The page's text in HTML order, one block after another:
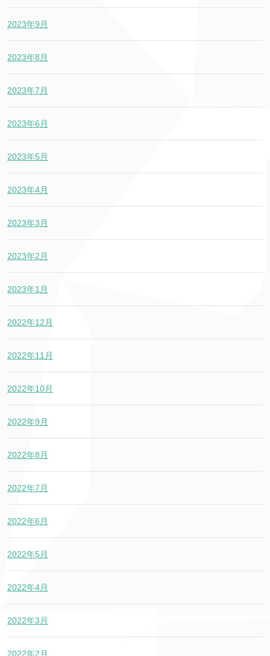
2023年9月
2023年8月
2023年7月
2023年6月
2023年5月
2023年4月
2023年3月
2023年2月
2023年1月
2022年12月
2022年11月
2022年10月
2022年9月
2022年8月
2022年7月
2022年6月
2022年5月
2022年4月
2022年3月
2022年2月